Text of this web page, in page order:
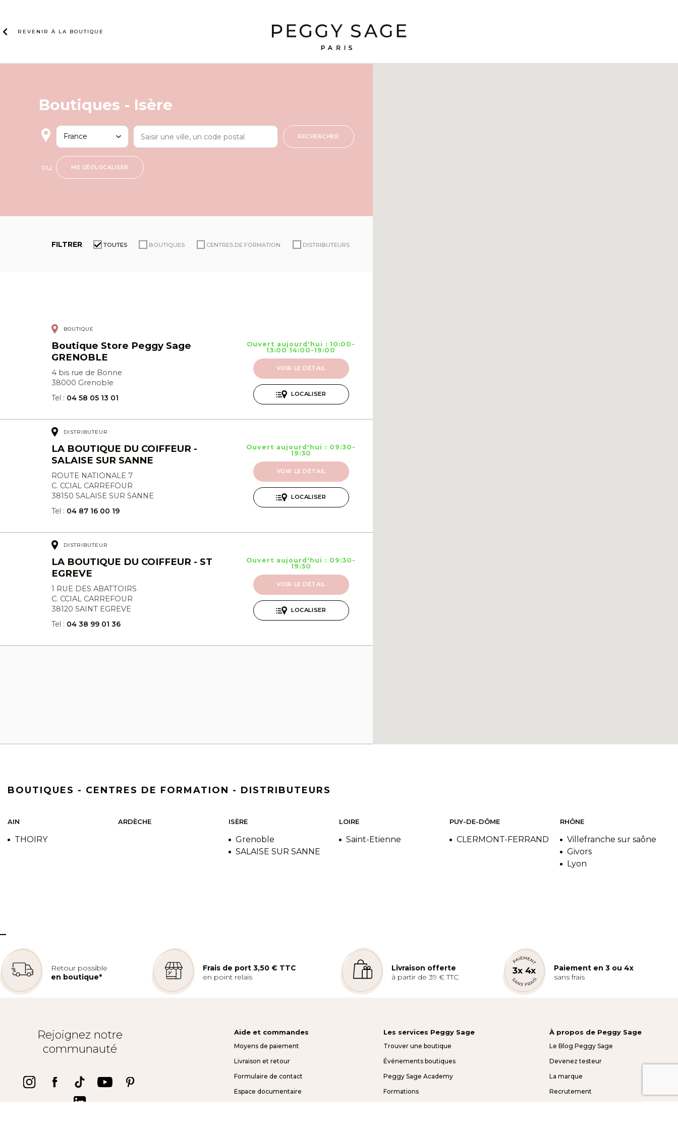
contentREVENIR À LA BOUTIQUE
Boutiques - Isère
RECHERCHER
ou ME GÉOLOCALISER
FILTRER TOUTES BOUTIQUES CENTRES DE FORMATION DISTRIBUTEURS
BOUTIQUE
Boutique Store Peggy Sage
GRENOBLE
4 bis rue de Bonne
38000 Grenoble
Tel : 04 58 05 13 01
Ouvert aujourd'hui : 10:00-
13:00 14:00-19:00
VOIR LE DÉTAIL
LOCALISER
DISTRIBUTEUR
LA BOUTIQUE DU COIFFEUR -
SALAISE SUR SANNE
ROUTE NATIONALE 7
C. CCIAL CARREFOUR
38150 SALAISE SUR SANNE
Tel : 04 87 16 00 19
Ouvert aujourd'hui : 09:30-
19:30
VOIR LE DÉTAIL
LOCALISER
DISTRIBUTEUR
LA BOUTIQUE DU COIFFEUR - ST
EGREVE
1 RUE DES ABATTOIRS
C. CCIAL CARREFOUR
38120 SAINT EGREVE
Tel : 04 38 99 01 36
Ouvert aujourd'hui : 09:30-
19:30
VOIR LE DÉTAIL
LOCALISER
BOUTIQUES - CENTRES DE FORMATION - DISTRIBUTEURS
AIN
THOIRY
ARDÈCHE ISÈRE
Grenoble
SALAISE SUR SANNE
LOIRE
Saint-Etienne
PUY-DE-DÔME
CLERMONT-FERRAND
RHÔNE
Villefranche sur saône
Givors
Lyon
–
Retour possible
en boutique*
Frais de port 3,50 € TTC
en point relais
Livraison offerte
à partir de 39 € TTC
Paiement en 3 ou 4x
sans frais
Rejoignez notre
communauté
Aide et commandes
Moyens de paiement
Livraison et retour
Formulaire de contact
Espace documentaire
Les services Peggy Sage
Trouver une boutique
Événements boutiques
Peggy Sage Academy
Formations
À propos de Peggy Sage
Le Blog Peggy Sage
Devenez testeur
La marque
Recrutement